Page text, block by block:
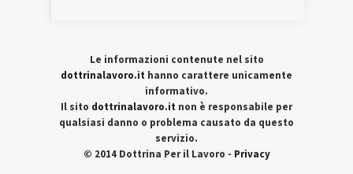
Le informazioni contenute nel sito
dottrinalavoro.it hanno carattere unicamente
informativo.
Il sito dottrinalavoro.it non è responsabile per
qualsiasi danno o problema causato da questo
servizio.
© 2014 Dottrina Per il Lavoro - Privacy